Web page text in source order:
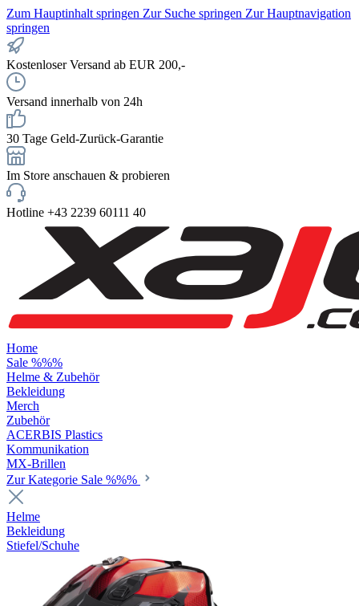
Zum Hauptinhalt springen Zur Suche springen Zur Hauptnavigation
springen
Kostenloser Versand ab EUR 200,-
Versand innerhalb von 24h
30 Tage Geld-Zurück-Garantie
Im Store anschauen & probieren
Hotline +43 2239 60111 40
Home
Sale %%%
Helme & Zubehör
Bekleidung
Merch
Zubehör
ACERBIS Plastics
Kommunikation
MX-Brillen
Zur Kategorie Sale %%%
Helme
Bekleidung
Stiefel/Schuhe